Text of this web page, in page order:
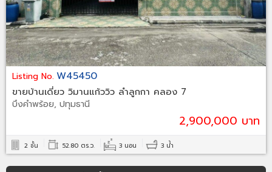
Listing No. W45450
ขายบ้านเดี่ยว วิมานแก้ววิว ลำลูกกา คลอง 7
บึงคำพร้อย, ปทุมธานี
2,900,000 บาท
2 ชั้น 52.80 ตร.ว. 3 นอน 3 น้ำ